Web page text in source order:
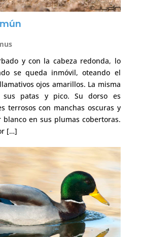
y con la cabeza redonda, lo
se queda inmóvil, oteando el
ojos amarillos. La misma
sus patas y pico. Su dorso es
terrosos con manchas oscuras y
en sus plumas cobertoras.
[…]